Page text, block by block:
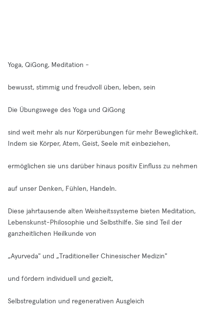
Yoga, QiGong, Meditation -
bewusst, stimmig und freudvoll üben, leben, sein
Die Übungswege des Yoga und QiGong
sind weit mehr als nur Körperübungen für mehr Beweglichkeit.
Indem sie Körper, Atem, Geist, Seele mit einbeziehen,
ermöglichen sie uns darüber hinaus positiv Einfluss zu nehmen
auf unser Denken, Fühlen, Handeln.
Diese jahrtausende alten Weisheitssysteme bieten Meditation,
Lebenskunst-Philosophie und Selbsthilfe. Sie sind Teil der
ganzheitlichen Heilkunde von
„Ayurveda" und „Traditioneller Chinesischer Medizin"
und fördern individuell und gezielt,
Selbstregulation und regenerativen Ausgleich